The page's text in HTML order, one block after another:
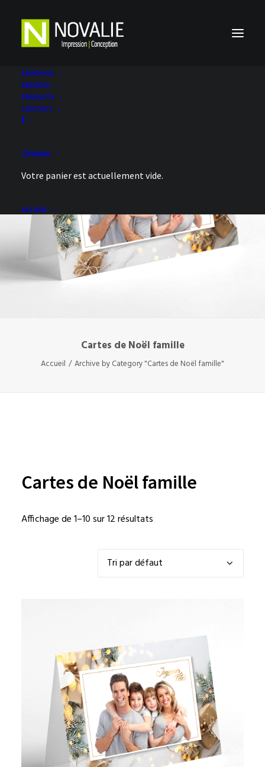
À PROPOS
SERVICES
PRODUITS
CONTACT
PANIER
Votre panier est actuellement vide.
ACCUEIL
Cartes de Noël famille
Accueil Archive by Category "Cartes de Noël famille"
Cartes de Noël famille
Affichage de 1–10 sur 12 résultats